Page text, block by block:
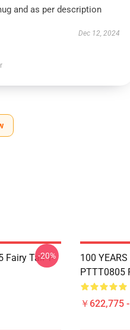
and as per description
Dec 12, 2024
Fairy Tail T-
-20%
100 YEARS
PTTT0805
￥622,775